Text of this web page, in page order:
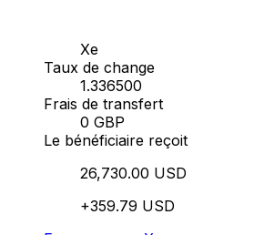
Xe
Taux de change
1.336500
Frais de transfert
0 GBP
Le bénéficiaire reçoit
26,730.00 USD
+359.79 USD